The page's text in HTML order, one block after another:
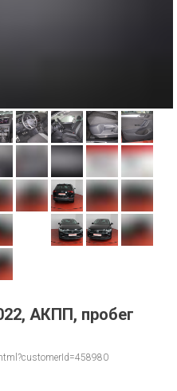
АКПП, пробег